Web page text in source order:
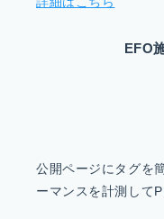
EFO
公開ページにタグを
ーマンスを計測して